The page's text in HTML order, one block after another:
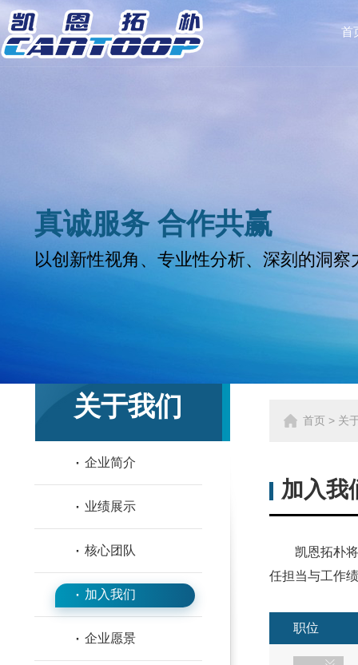
首
真诚服务 合作共赢
以创新性视角、专业性分析、深刻的洞
关于我们
· 企业简介
· 业绩展示
· 核心团队
· 加入我们
· 企业愿景
首页> 关
加入我
凯恩拓朴
任担当与工作
职位